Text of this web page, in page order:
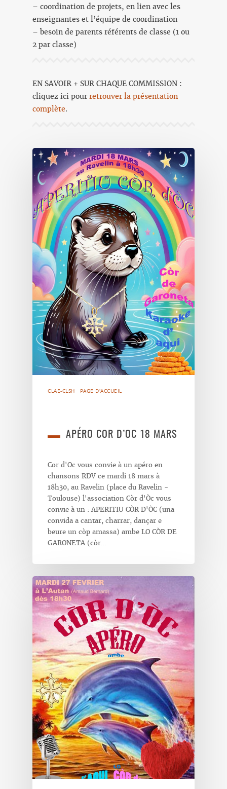
– coordination de projets, en lien avec les
enseignantes et l’équipe de coordination
– besoin de parents référents de classe (1 ou
2 par classe)
EN SAVOIR + SUR CHAQUE COMMISSION :
cliquez ici pour retrouver la présentation
complète.
CLAE-CLSH PAGE D'ACCUEIL
APÉRO COR D’OC 18 MARS
Cor d'Oc vous convie à un apéro en
chansons RDV ce mardi 18 mars à
18h30, au Ravelin (place du Ravelin -
Toulouse) l'association Còr d'Òc vous
convie à un : APERITIU CÒR D'ÒC (una
convida a cantar, charrar, dançar e
beure un còp amassa) ambe LO CÒR DE
GARONETA (còr…